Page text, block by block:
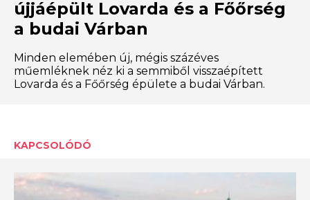
újjáépült Lovarda és a Főőrség
a budai Várban
Minden elemében új, mégis százéves
műemléknek néz ki a semmiből visszaépített
Lovarda és a Főőrség épülete a budai Várban.
KAPCSOLÓDÓ